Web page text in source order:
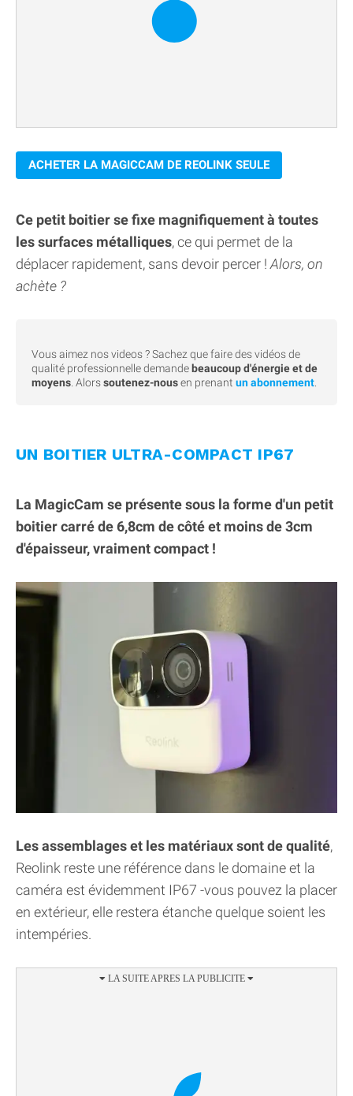
ACHETER LA MAGICCAM DE REOLINK SEULE
Ce petit boitier se fixe magnifiquement à toutes
les surfaces métalliques, ce qui permet de la
déplacer rapidement, sans devoir percer ! Alors, on
achète ?
Vous aimez nos videos ? Sachez que faire des vidéos de
qualité professionnelle demande beaucoup d'énergie et de
moyens . Alorssoutenez-nousen prenant un abonnement
UN BOITIER ULTRA-COMPACT IP67
La MagicCam se présente sous la forme d'un petit
boitier carré de 6,8cm de côté et moins de 3cm
d'épaisseur, vraiment compact !
Les assemblages et les matériaux sont de qualité,
Reolink reste une référence dans le domaine et la
caméra est évidemment IP67 -vous pouvez la placer
en extérieur, elle restera étanche quelque soient les
intempéries.